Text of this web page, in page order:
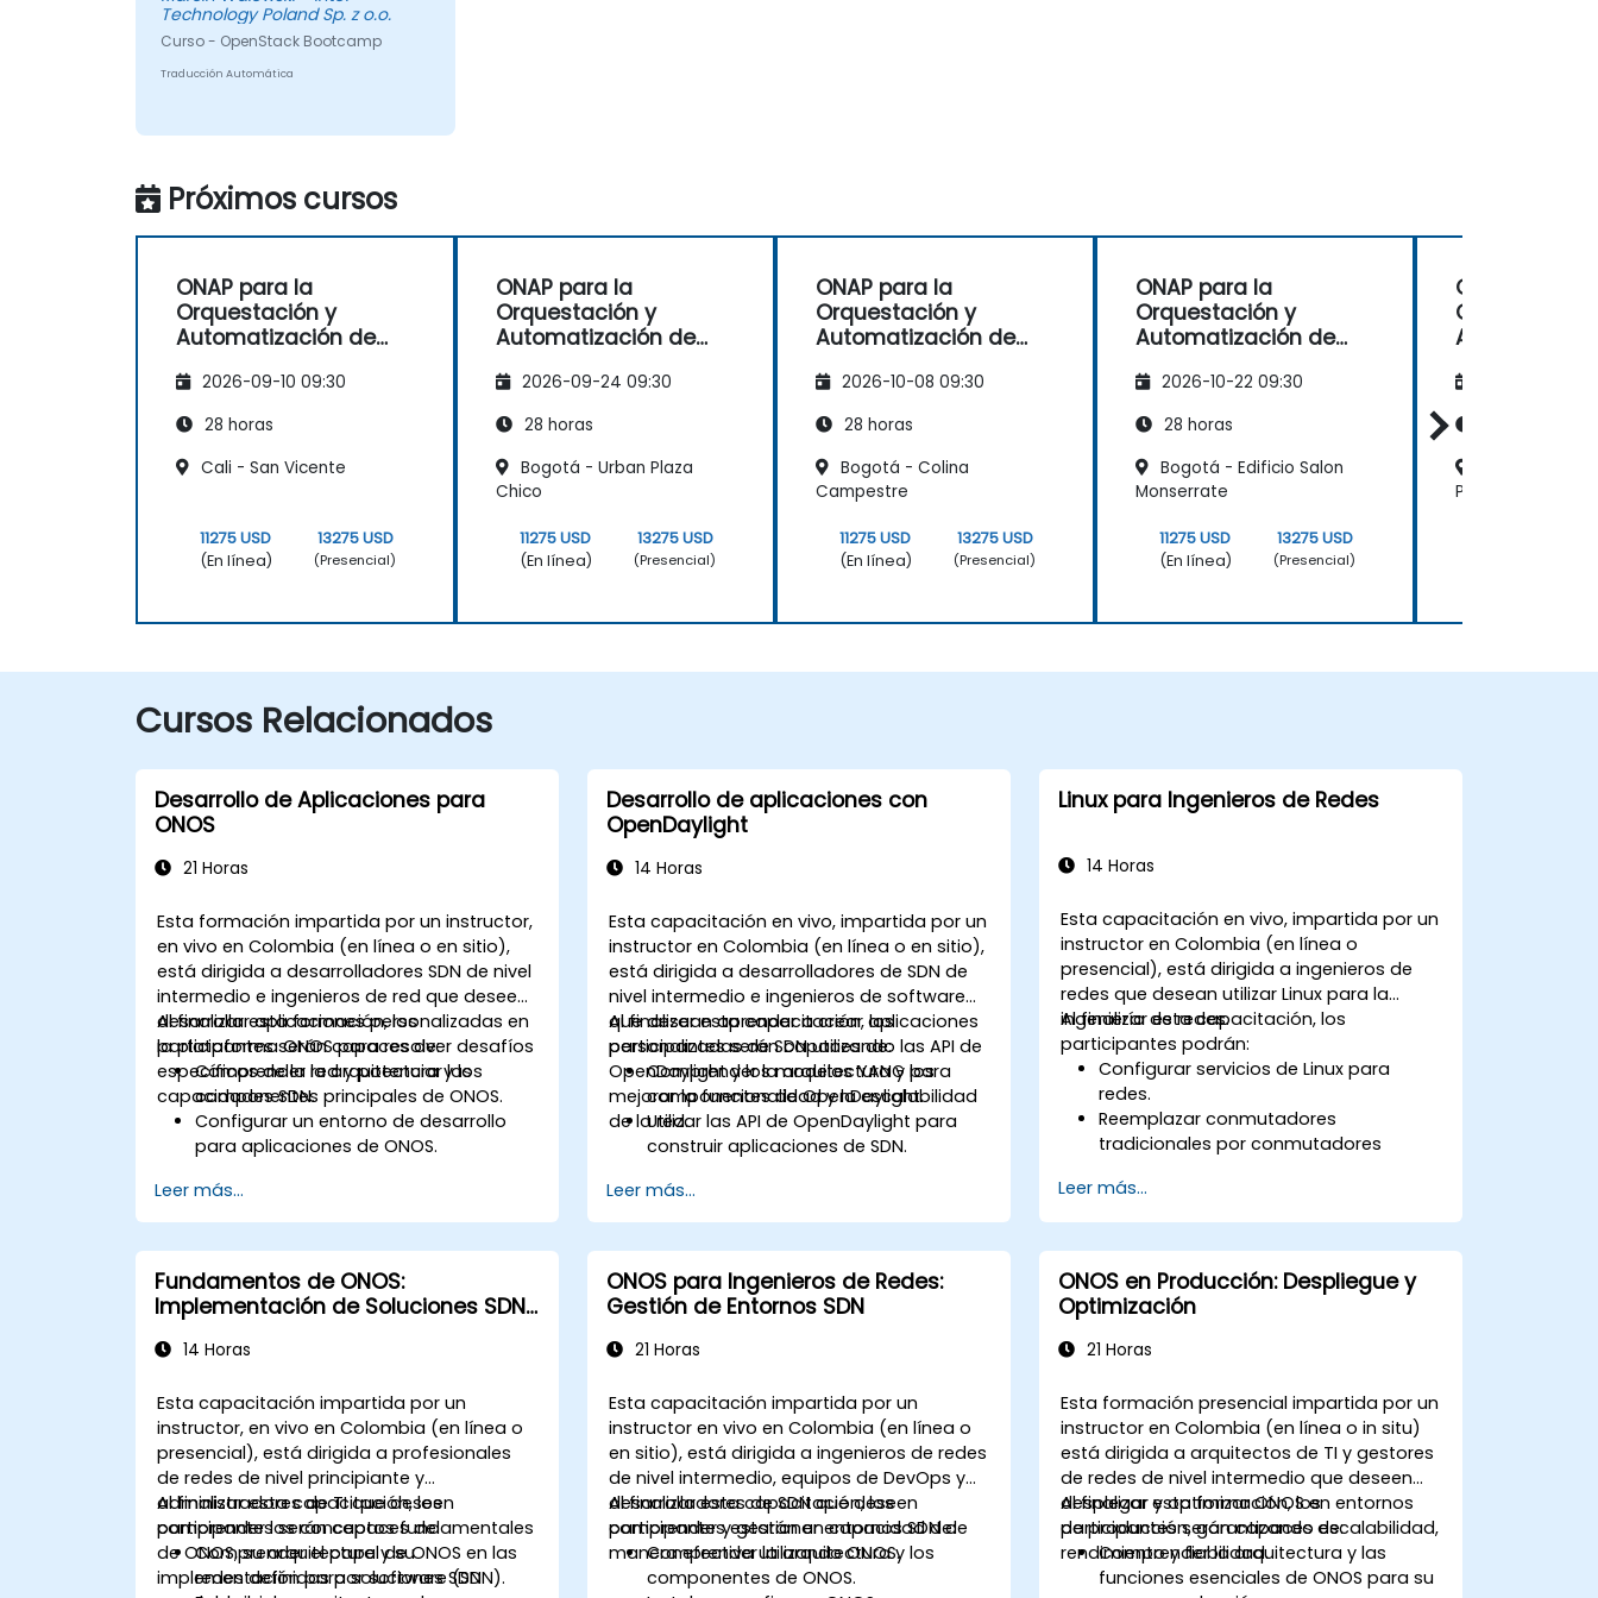
Technology Poland Sp. z o.o.
Curso - OpenStack Bootcamp
Traducción Automática
Próximos cursos
ONAP para la
Orquestación y
Automatización de
2026-09-10 09:30
28 horas
Cali - San Vicente
11275 USD
(En línea)
13275 USD
(Presencial)
ONAP para la
Orquestación y
Automatización de
2026-09-24 09:30
28 horas
Bogotá - Urban Plaza
Chico
11275 USD
(En línea)
13275 USD
(Presencial)
ONAP para la
Orquestación y
Automatización de
2026-10-08 09:30
28 horas
Bogotá - Colina
Campestre
11275 USD
(En línea)
13275 USD
(Presencial)
ONAP para la
Orquestación y
Automatización de
2026-10-22 09:30
28 horas
Bogotá - Edificio Salon
Monserrate
11275 USD
(En línea)
13275 USD
(Presencial)
ONAP para la
Plaza
Cursos Relacionados
Desarrollo de Aplicaciones para
ONOS
21 Horas
Esta formación impartida por un instructor,
en vivo en Colombia (en línea o en sitio),
está dirigida a desarrolladores SDN de nivel
intermedio e ingenieros de red que deseen
desarrollar aplicaciones personalizadas en
la plataforma ONOS para resolver desafíos
específicos de la red y potenciar las
capacidades SDN.
Al finalizar esta formación, los
participantes serán capaces de:
Comprender la arquitectura y los
componentes principales de ONOS.
Configurar un entorno de desarrollo
para aplicaciones de ONOS.
de ONOS para la gestión de redes SDN.
Integrar aplicaciones de ONOS con
sistemas y APIs externas.
Diagnosticar y optimizar aplicaciones
de ONOS en términos de rendimiento y
escalabilidad.
Leer más...
Desarrollo de aplicaciones con
OpenDaylight
14 Horas
Esta capacitación en vivo, impartida por un
instructor en Colombia (en línea o en sitio),
está dirigida a desarrolladores de SDN de
nivel intermedio e ingenieros de software
que desean aprender a crear aplicaciones
personalizadas de SDN utilizando las API de
OpenDaylight y los modelos YANG para
mejorar la funcionalidad y la escalabilidad
de la red.
Al finalizar esta capacitación, los
participantes serán capaces de:
Comprender la arquitectura y los
componentes de OpenDaylight.
Utilizar las API de OpenDaylight para
construir aplicaciones de SDN.
la personalización de la red.
Desplegar, probar y depurar
aplicaciones personalizadas en un
entorno de OpenDaylight.
Integrar OpenDaylight con sistemas
externos y dispositivos de red.
Leer más...
Linux para Ingenieros de Redes
14 Horas
Esta capacitación en vivo, impartida por un
instructor en Colombia (en línea o
presencial), está dirigida a ingenieros de
redes que desean utilizar Linux para la
ingeniería de redes.
Al finalizar esta capacitación, los
participantes podrán:
Configurar servicios de Linux para
redes.
Reemplazar conmutadores
tradicionales por conmutadores
Utilizar comandos de Linux para
gestionar procesos.
software (SDN) para automatizar el
mantenimiento de la red.
Leer más...
Fundamentos de ONOS:
Implementación de Soluciones SDN
14 Horas
Esta capacitación impartida por un
instructor, en vivo en Colombia (en línea o
presencial), está dirigida a profesionales
de redes de nivel principiante y
administradores de TI que deseen
comprender los conceptos fundamentales
de ONOS, su arquitectura y su
implementación para soluciones SDN
Al finalizar esta capacitación, los
participantes serán capaces de:
Comprender el papel de ONOS en las
redes definidas por software (SDN).
ONOS para Ingenieros de Redes:
Gestión de Entornos SDN
21 Horas
Esta capacitación impartida por un
instructor en vivo en Colombia (en línea o
en sitio), está dirigida a ingenieros de redes
de nivel intermedio, equipos de DevOps y
desarrolladores de SDN que deseen
comprender y gestionar entornos SDN de
manera efectiva utilizando ONOS.
Al finalizar esta capacitación, los
participantes estarán en capacidad de:
Comprender la arquitectura y los
componentes de ONOS.
ONOS en Producción: Despliegue y
Optimización
21 Horas
Esta formación presencial impartida por un
instructor en Colombia (en línea o in situ)
está dirigida a arquitectos de TI y gestores
de redes de nivel intermedio que deseen
desplegar y optimizar ONOS en entornos
de producción, garantizando escalabilidad,
rendimiento y fiabilidad.
Al finalizar esta formación, los
participantes serán capaces de:
Comprender la arquitectura y las
funciones esenciales de ONOS para su